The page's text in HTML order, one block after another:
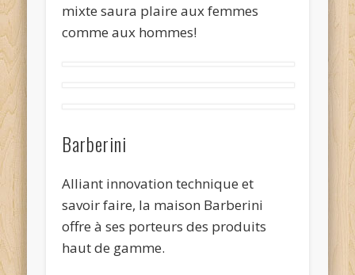
mixte saura plaire aux femmes
comme aux hommes!
Barberini
Alliant innovation technique et
savoir faire, la maison Barberini
offre à ses porteurs des produits
haut de gamme.